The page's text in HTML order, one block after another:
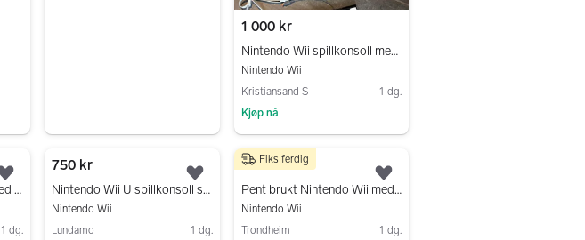
1 000 kr
Nintendo Wii spillkonsoll med tilbehør
Nintendo Wii
Kristiansand S
1 dg.
Kjøp nå
Nintendo Wii U Konsoll med GamePad - Svart
1 dg.
Legg til som favoritt.
750 kr
Nintendo Wii U spillkonsoll svart
Nintendo Wii
Lundamo
1 dg.
Legg til som favoritt.
1 700 kr
Pent brukt Nintendo Wii med spill selges
Nintendo Wii
Trondheim
1 dg.
Fiks ferdig